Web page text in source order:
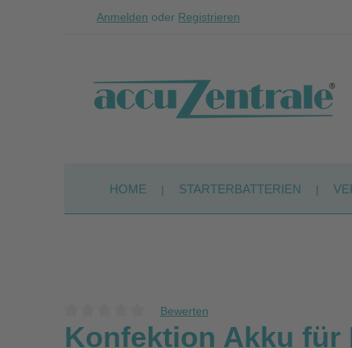
Zum Hauptinhalt springen
Zur Suche springen
Zur Hauptnavigation springen
Anmelden oder Registrieren
HOME STARTERBATTERIEN
Durchschnittliche Bewertung von 0 von 5 Sternen
Bewerten
Konfektion Akku für